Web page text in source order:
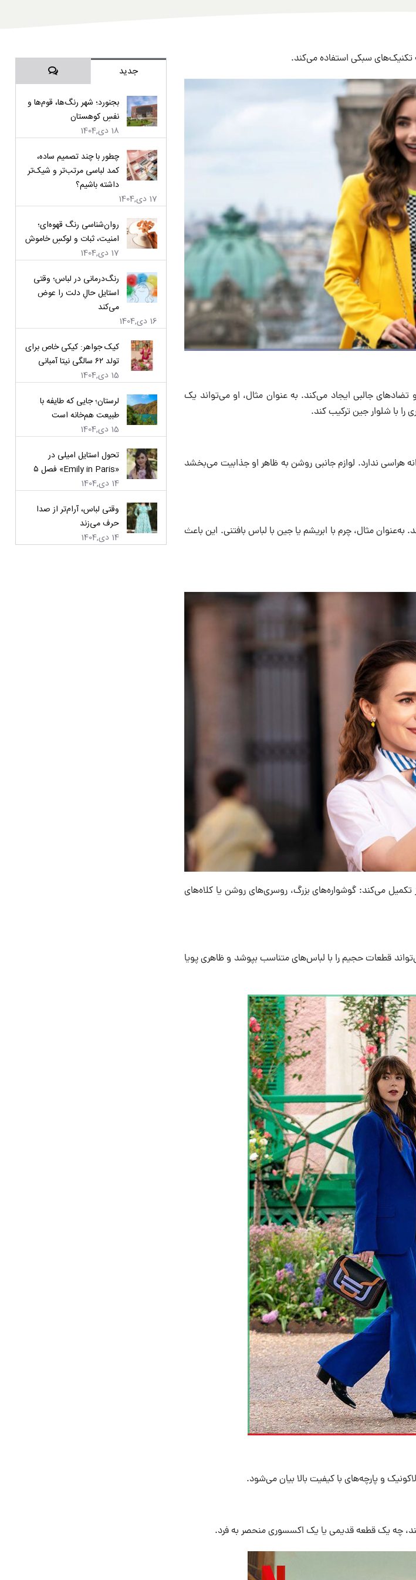
تکنیک‌‌های سبکی استفاده می‌کند.
تضادهای جالبی ایجاد می‌کند. به عنوان مثال، او می‌تواند یک
با شلوار جین ترکیب کند.
هراسی ندارد. لوازم جانبی روشن به ظاهر او جذابیت می‌بخشد
به‌عنوان مثال، چرم با ابریشم یا جین با لباس بافتنی. این باعث
تکمیل می‌کند: گوشواره‌های بزرگ، روسری‌های روشن یا کلاه‌های
قطعات حجیم را با لباس‌های متناسب بپوشد و ظاهری پویا
و پارچه‌های با کیفیت بالا بیان می‌شود.
چه یک قطعه قدیمی یا یک اکسسوری منحصر به فرد.
جدید دیدگاه‌ها
بجنورد؛ شهر رنگ‌ها، قوم‌ها و
نفسِ کوهستان
18 دی,1404
چطور با چند تصمیم ساده،
کمد لباسی مرتب‌تر و شیک‌تر
داشته باشیم؟
17 دی,1404
روان‌شناسی رنگ قهوه‌ای؛
امنیت، ثبات و لوکسِ خاموش
17 دی,1404
رنگ‌درمانی در لباس؛ وقتی
استایل حالِ دلت را عوض
می‌کند
16 دی,1404
کیک جواهر: کیکی خاص برای
تولد ۶۲ سالگی نیتا آمبانی
15 دی,1404
لرستان؛ جایی که طایفه با
طبیعت هم‌خانه است
15 دی,1404
تحول استایل امیلی در
«Emily in Paris» فصل ۵
14 دی,1404
وقتی لباس، آرام‌تر از صدا
حرف می‌زند
14 دی,1404